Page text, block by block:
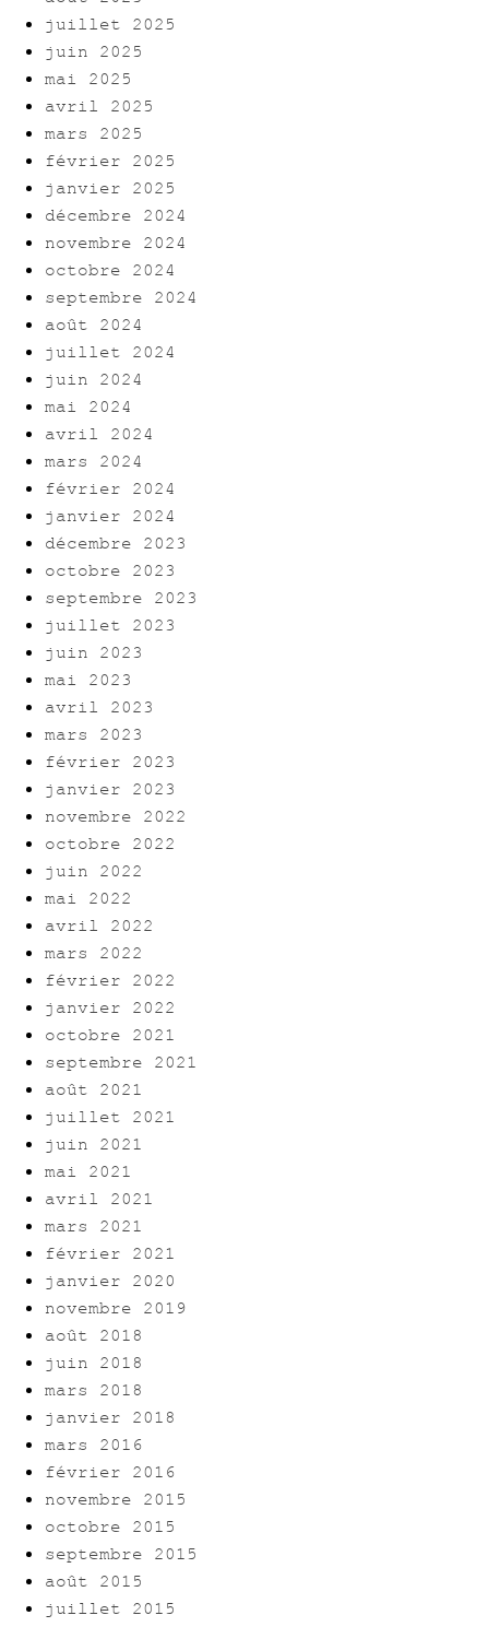
juillet 2025
juin 2025
mai 2025
avril 2025
mars 2025
février 2025
janvier 2025
décembre 2024
novembre 2024
octobre 2024
septembre 2024
août 2024
juillet 2024
juin 2024
mai 2024
avril 2024
mars 2024
février 2024
janvier 2024
décembre 2023
octobre 2023
septembre 2023
juillet 2023
juin 2023
mai 2023
avril 2023
mars 2023
février 2023
janvier 2023
novembre 2022
octobre 2022
juin 2022
mai 2022
avril 2022
mars 2022
février 2022
janvier 2022
octobre 2021
septembre 2021
août 2021
juillet 2021
juin 2021
mai 2021
avril 2021
mars 2021
février 2021
janvier 2020
novembre 2019
août 2018
juin 2018
mars 2018
janvier 2018
mars 2016
février 2016
novembre 2015
octobre 2015
septembre 2015
août 2015
juillet 2015